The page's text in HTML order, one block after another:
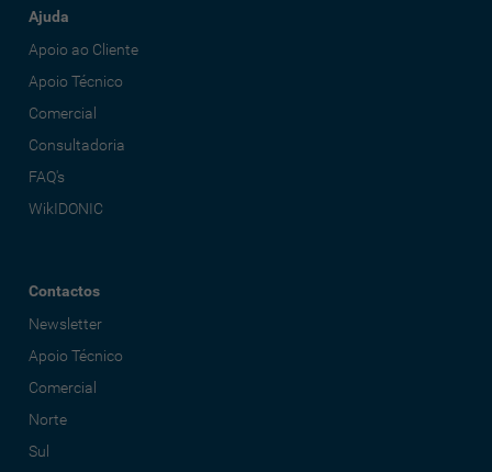
Ajuda
Apoio ao Cliente
Apoio Técnico
Comercial
Consultadoria
FAQ's
WikIDONIC
Contactos
Newsletter
Apoio Técnico
Comercial
Norte
Sul